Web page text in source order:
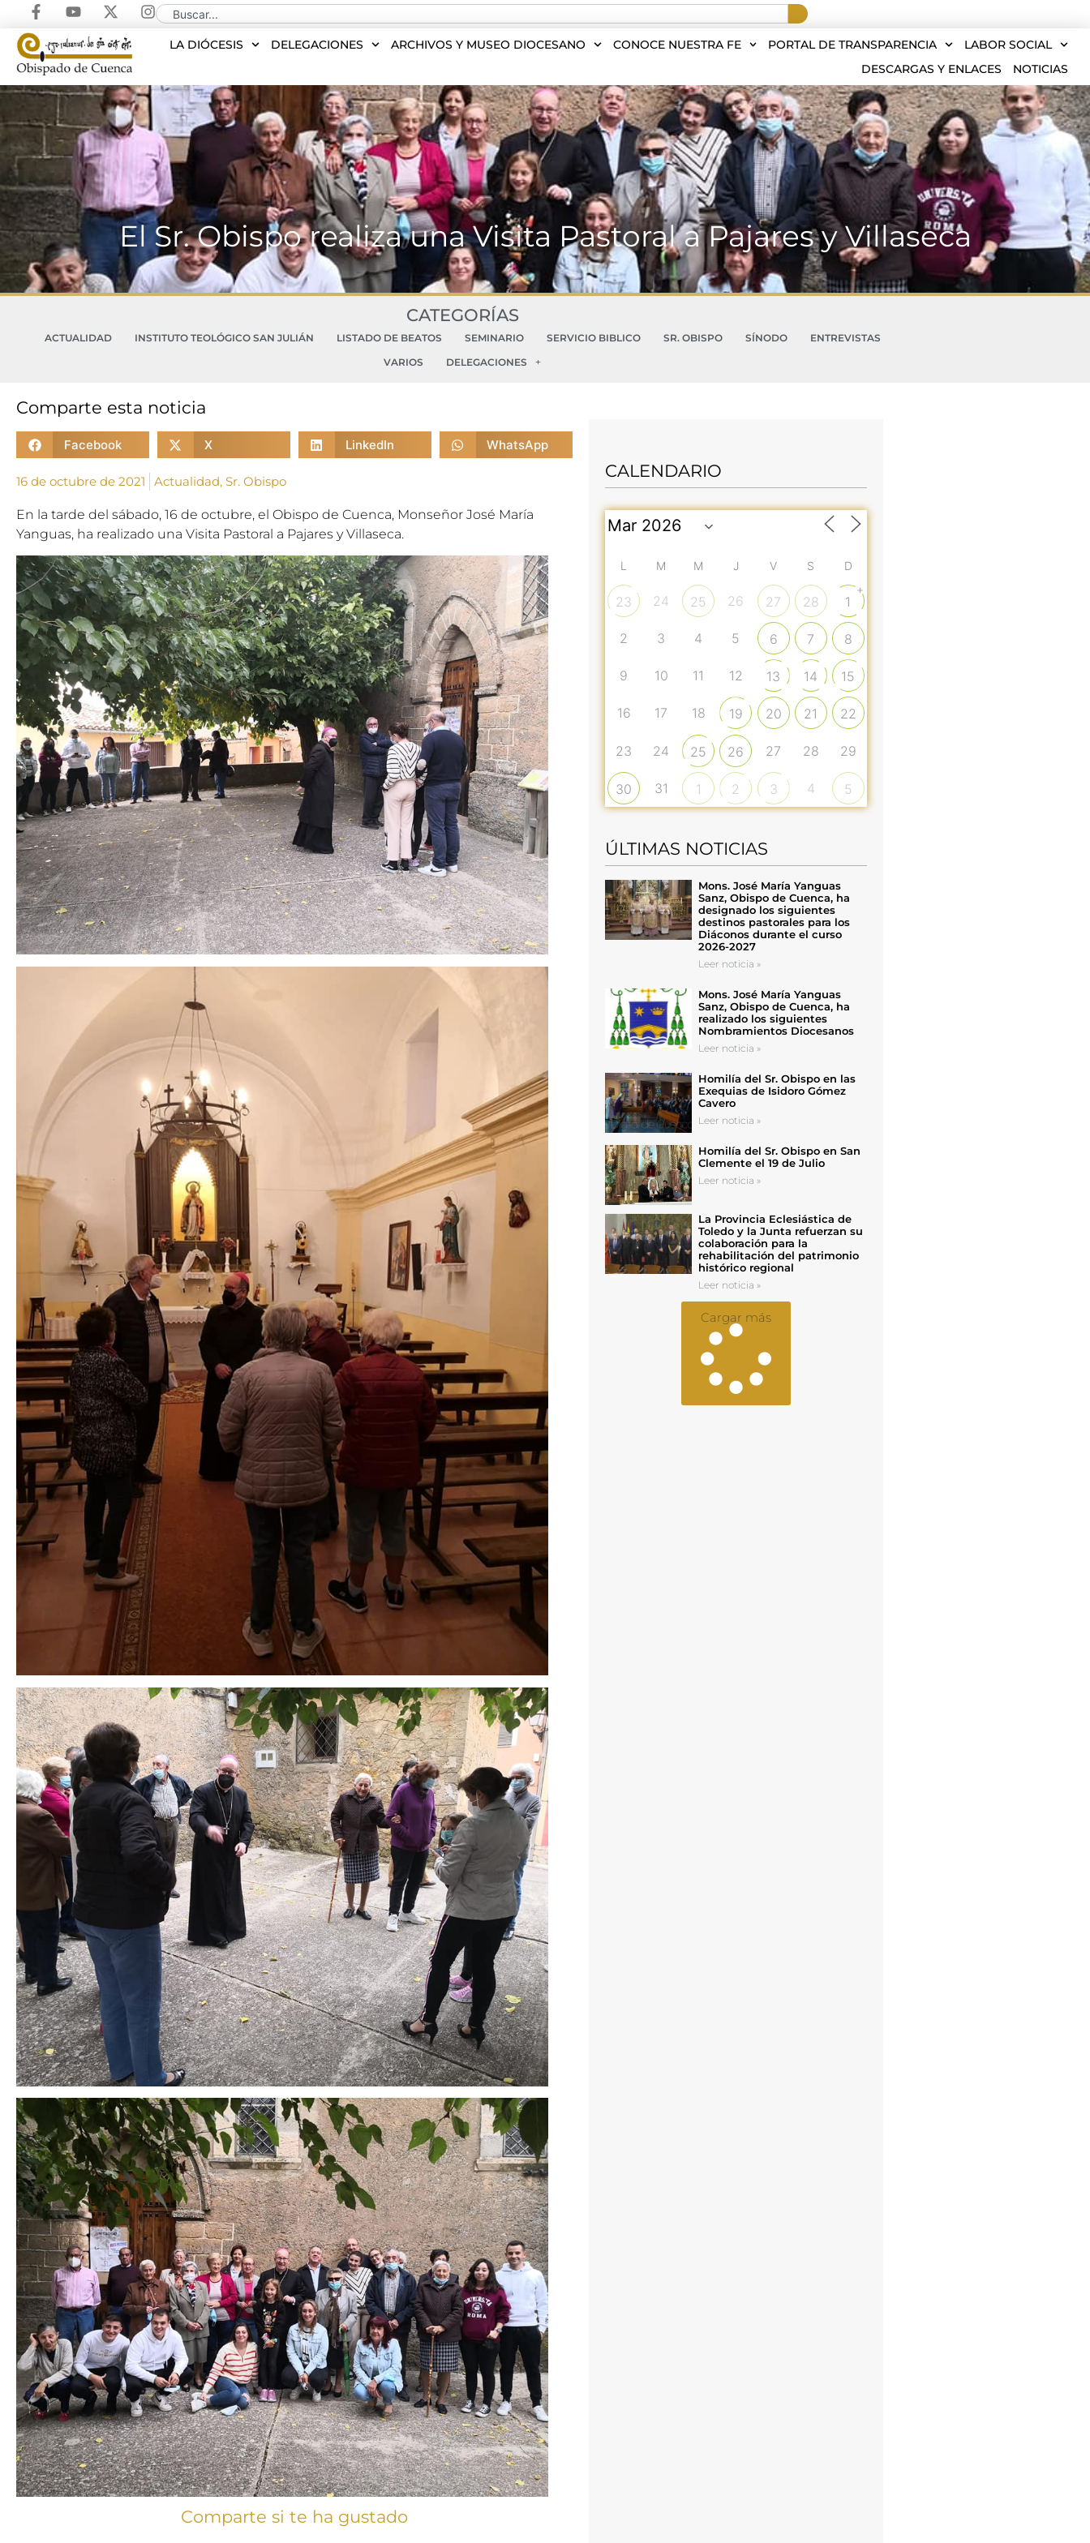
LA DIÓCESIS DELEGACIONES ARCHIVOS Y MUSEO DIOCESANO CONOCE NUESTRA FE PORTAL DE TRANSPARENCIA
LABOR SOCIAL
DESCARGAS Y ENLACES
NOTICIAS
El Sr. Obispo realiza una Visita Pastoral a Pajares y Villaseca
CATEGORÍAS
ACTUALIDAD INSTITUTO TEOLÓGICO SAN JULIÁN LISTADO DE BEATOS SEMINARIO SERVICIO BIBLICO SR. OBISPO SÍNODO
ENTREVISTAS
VARIOS
DELEGACIONES
Comparte esta noticia
Facebook X LinkedIn WhatsApp
16 de octubre de 2021 Actualidad, Sr. Obispo
En la tarde del sábado, 16 de octubre, el Obispo de Cuenca, Monseñor José María
Yanguas, ha realizado una Visita Pastoral a Pajares y Villaseca.
Comparte si te ha gustado
CALENDARIO
L M M J V S D
23 24 25 26 27 28 1
+
2 3 4 5 6 7 8
9 10 11 12 13 14 15
16 17 18 19 20 21 22
23 24 25 26 27 28 29
30 31 1 2 3 4 5
ÚLTIMAS NOTICIAS
Mons. José María Yanguas
Sanz, Obispo de Cuenca, ha
designado los siguientes
destinos pastorales para los
Diáconos durante el curso
2026-2027
Leer noticia »
Mons. José María Yanguas
Sanz, Obispo de Cuenca, ha
realizado los siguientes
Nombramientos Diocesanos
Leer noticia »
Homilía del Sr. Obispo en las
Exequias de Isidoro Gómez
Cavero
Leer noticia »
Homilía del Sr. Obispo en San
Clemente el 19 de Julio
Leer noticia »
La Provincia Eclesiástica de
Toledo y la Junta refuerzan su
colaboración para la
rehabilitación del patrimonio
histórico regional
Leer noticia »
Cargar más